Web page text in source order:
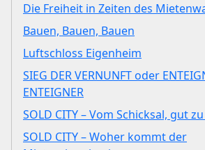
Die Freiheit in Zeiten des
Bauen, Bauen, Bauen
Luftschloss Eigenheim
SIEG DER VERNUNFT oder
ENTEIGNER
SOLD CITY – Vom Schicksal, gut
SOLD CITY – Woher kommt der